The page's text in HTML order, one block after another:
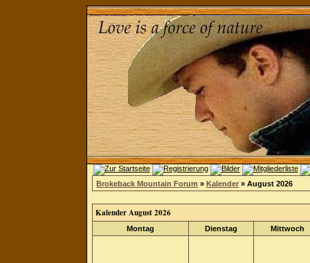
Brokeback Mountain Forum » Kalender » August 2026
Kalender August 2026
Montag Dienstag Mittwoch